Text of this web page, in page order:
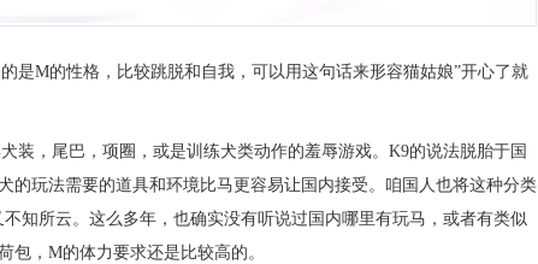
是M的性格，比较跳脱和自我，可以用这句话来形容猫姑娘”开心了就
装，尾巴，项圈，或是训练犬类动作的羞辱游戏。K9的说法脱胎于国
的玩法需要的道具和环境比马更容易让国内接受。咱国人也将这种分类
知所云。这么多年，也确实没有听说过国内哪里有玩马，或者有类似
包，M的体力要求还是比较高的。